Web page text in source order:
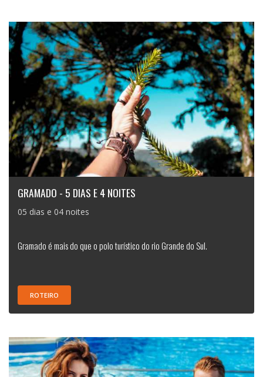
GRAMADO - 5 DIAS E 4 NOITES
05 dias e 04 noites
Gramado é mais do que o polo turístico do rio Grande do Sul.
ROTEIRO